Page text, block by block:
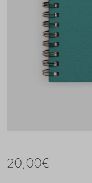
20,00€